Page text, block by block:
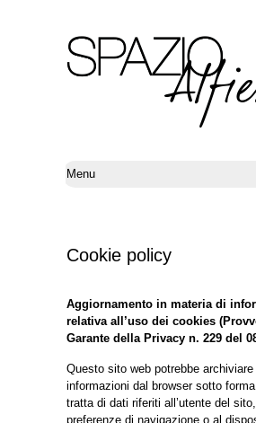
Cookie policy
Aggiornamento in materia di
relativa all’uso dei cookies
Garante della Privacy n. 229 del
Questo sito web potrebbe archiviare
informazioni dal browser sotto
tratta di dati riferiti all’utente del
preferenze di navigazione o al